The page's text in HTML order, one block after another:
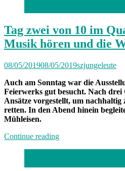
Unterwegs
mit
Luca“
Tag zwei von 10 im
Musik hören und die
08/05/201908/05/2019szjungeleute
Auch am Sonntag war die
Feierwerks gut besucht. Nach
Ansätze vorgestellt, um nachhaltig
retten. In den Abend hinein
Mühleisen.
Continue reading„Tag